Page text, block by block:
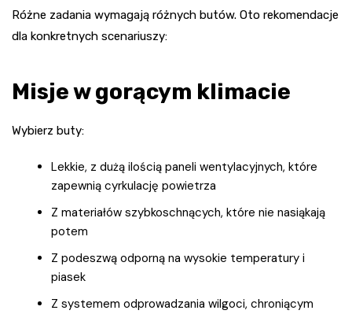
Różne zadania wymagają różnych butów. Oto rekomendacje
dla konkretnych scenariuszy:
Misje w gorącym klimacie
Wybierz buty:
Lekkie, z dużą ilością paneli wentylacyjnych, które
zapewnią cyrkulację powietrza
Z materiałów szybkoschnących, które nie nasiąkają
potem
Z podeszwą odporną na wysokie temperatury i
piasek
Z systemem odprowadzania wilgoci, chroniącym